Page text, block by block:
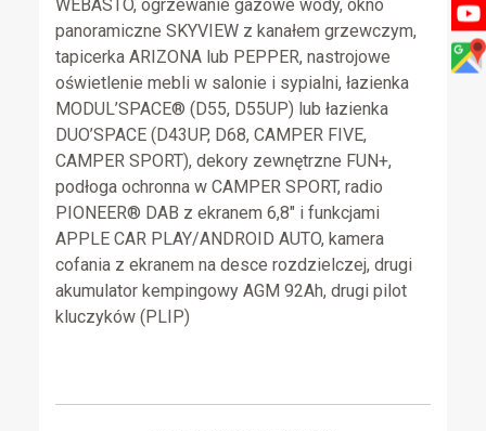
WEBASTO, ogrzewanie gazowe wody, okno
panoramiczne SKYVIEW z kanałem grzewczym,
tapicerka ARIZONA lub PEPPER, nastrojowe
oświetlenie mebli w salonie i sypialni, łazienka
MODUL’SPACE® (D55, D55UP) lub łazienka
DUO’SPACE (D43UP, D68, CAMPER FIVE,
CAMPER SPORT), dekory zewnętrzne FUN+,
podłoga ochronna w CAMPER SPORT, radio
PIONEER® DAB z ekranem 6,8″ i funkcjami
APPLE CAR PLAY/ANDROID AUTO, kamera
cofania z ekranem na desce rozdzielczej, drugi
akumulator kempingowy AGM 92Ah, drugi pilot
kluczyków (PLIP)